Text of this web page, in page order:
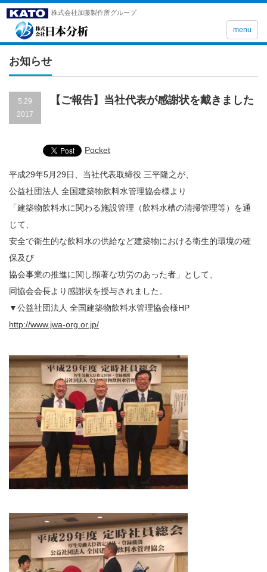
株式会社加藤製作所グループ
menu
お知らせ
5.29
2017
【ご報告】当社代表が感謝状を戴きました
Pocket
平成29年5月29日、当社代表取締役 三平隆之が、
公益社団法人 全国建築物飲料水管理協会様より
「建築物飲料水に関わる施設管理（飲料水槽の清掃管理等）を通
じて、
安全で衛生的な飲料水の供給など建築物における衛生的環境の確
保及び
協会事業の推進に関し顕著な功労のあった者」として、
同協会会長より感謝状を授与されました。
▼公益社団法人 全国建築物飲料水管理協会様HP
http://www.jwa-org.or.jp/